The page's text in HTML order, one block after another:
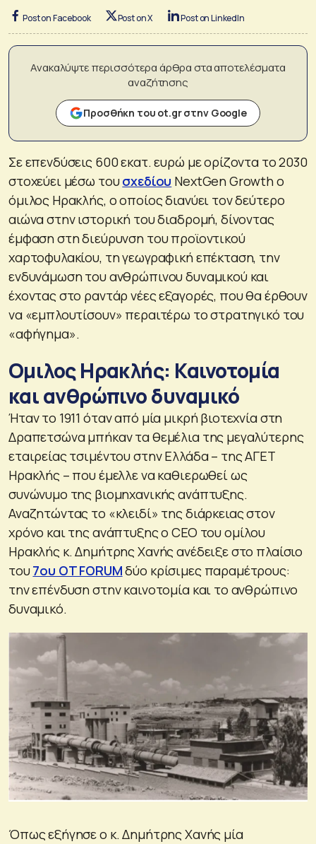
Post on Facebook Post on X Post on LinkedIn
Ανακαλύψτε περισσότερα άρθρα στα αποτελέσματα
αναζήτησης
Προσθήκη του ot.gr στην Google
Σε επενδύσεις 600 εκατ. ευρώ με ορίζοντα το 2030
στοχεύει μέσω τουσχεδίου NextGen Growth ο
όμιλος Ηρακλής, ο οποίος διανύει τον δεύτερο
αιώνα στην ιστορική του διαδρομή, δίνοντας
έμφαση στη διεύρυνση του προϊοντικού
χαρτοφυλακίου, τη γεωγραφική επέκταση, την
ενδυνάμωση του ανθρώπινου δυναμικού και
έχοντας στο ραντάρ νέες εξαγορές, που θα έρθουν
να «εμπλουτίσουν» περαιτέρω το στρατηγικό του
«αφήγημα».
Ομιλος Ηρακλής: Καινοτομία
και ανθρώπινο δυναμικό
Ήταν το 1911 όταν από μία μικρή βιοτεχνία στη
Δραπετσώνα μπήκαν τα θεμέλια της μεγαλύτερης
εταιρείας τσιμέντου στην Ελλάδα – της ΑΓΕΤ
Ηρακλής – που έμελλε να καθιερωθεί ως
συνώνυμο της βιομηχανικής ανάπτυξης.
Αναζητώντας το «κλειδί» της διάρκειας στον
χρόνο και της ανάπτυξης ο CEO του ομίλου
Ηρακλής κ. Δημήτρης Χανής ανέδειξε στο πλαίσιο
του7ου OT FORUMδύο κρίσιμες παραμέτρους:
την επένδυση στην καινοτομία και το ανθρώπινο
δυναμικό.
Όπως εξήγησε ο κ. Δημήτρης Χανής μία